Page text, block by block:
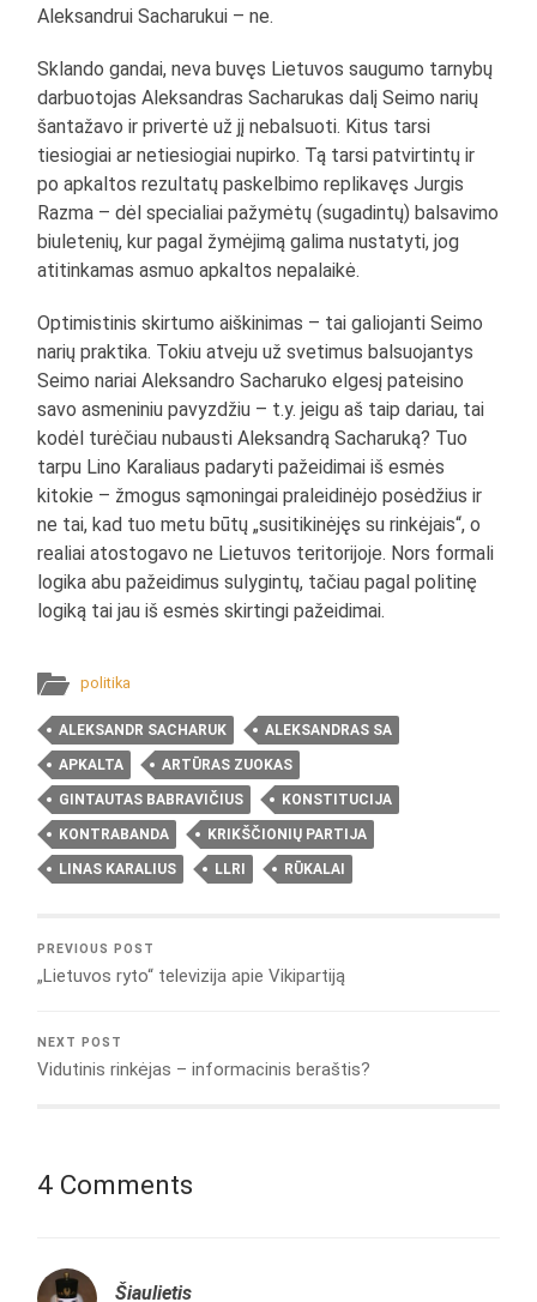
Aleksandrui Sacharukui – ne.
Sklando gandai, neva buvęs Lietuvos saugumo tarnybų
darbuotojas Aleksandras Sacharukas dalį Seimo narių
šantažavo ir privertė už jį nebalsuoti. Kitus tarsi
tiesiogiai ar netiesiogiai nupirko. Tą tarsi patvirtintų ir
po apkaltos rezultatų paskelbimo replikavęs Jurgis
Razma – dėl specialiai pažymėtų (sugadintų) balsavimo
biuletenių, kur pagal žymėjimą galima nustatyti, jog
atitinkamas asmuo apkaltos nepalaikė.
Optimistinis skirtumo aiškinimas – tai galiojanti Seimo
narių praktika. Tokiu atveju už svetimus balsuojantys
Seimo nariai Aleksandro Sacharuko elgesį pateisino
savo asmeniniu pavyzdžiu – t.y. jeigu aš taip dariau, tai
kodėl turėčiau nubausti Aleksandrą Sacharuką? Tuo
tarpu Lino Karaliaus padaryti pažeidimai iš esmės
kitokie – žmogus sąmoningai praleidinėjo posėdžius ir
ne tai, kad tuo metu būtų „susitikinėjęs su rinkėjais“, o
realiai atostogavo ne Lietuvos teritorijoje. Nors formali
logika abu pažeidimus sulygintų, tačiau pagal politinę
logiką tai jau iš esmės skirtingi pažeidimai.
politika
ALEKSANDR SACHARUK ALEKSANDRAS SA
APKALTA ARTŪRAS ZUOKAS
GINTAUTAS BABRAVIČIUS KONSTITUCIJA
KONTRABANDA KRIKŠČIONIŲ PARTIJA
LINAS KARALIUS LLRI RŪKALAI
PREVIOUS POST
„Lietuvos ryto“ televizija apie Vikipartiją
NEXT POST
Vidutinis rinkėjas – informacinis beraštis?
4 Comments
Šiaulietis